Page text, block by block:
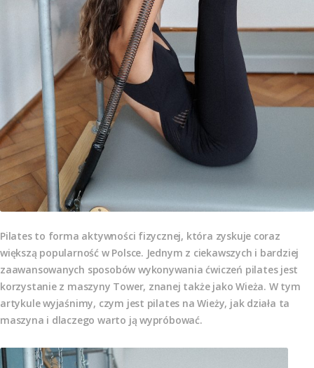
Pilates to forma aktywności fizycznej, która zyskuje coraz
większą popularność w Polsce. Jednym z ciekawszych i bardziej
zaawansowanych sposobów wykonywania ćwiczeń pilates jest
korzystanie z maszyny Tower, znanej także jako Wieża. W tym
artykule wyjaśnimy, czym jest pilates na Wieży, jak działa ta
maszyna i dlaczego warto ją wypróbować.